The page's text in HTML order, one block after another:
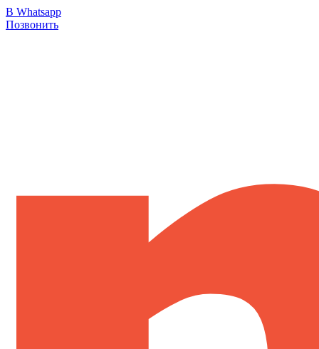
В Whatsapp
Позвонить